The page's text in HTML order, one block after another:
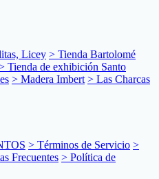
Licey > Tienda Bartolomé
Tienda de exhibición Santo
> Madera Imbert > Las Charcas
> Términos de Servicio >
Frecuentes > Política de